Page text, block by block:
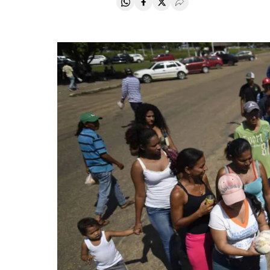
Compartir en Whatsapp
Compartir en Facebook
Compartir en Twitter
Desplegar Redes